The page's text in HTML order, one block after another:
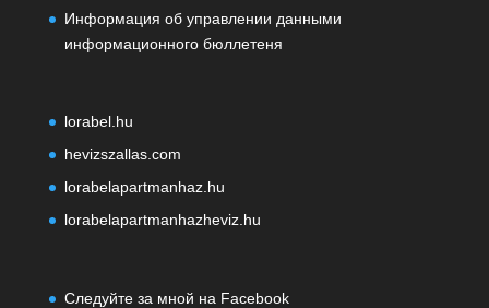
Информация об управлении данными
информационного бюллетеня
lorabel.hu
hevizszallas.com
lorabelapartmanhaz.hu
lorabelapartmanhazheviz.hu
Следуйте за мной на Facebook